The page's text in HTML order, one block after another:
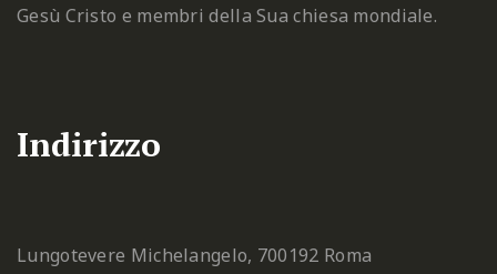
Gesù Cristo e membri della Sua chiesa mondiale.
Indirizzo
Lungotevere Michelangelo, 700192 Roma